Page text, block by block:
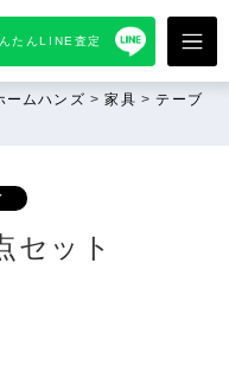
たんLINE査定
ームハンズ >家具 >テーブ
セット